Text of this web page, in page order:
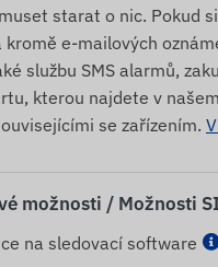
starat o nic. Pokud
e-mailových
službu SMS alarmů,
kterou najdete v
se zařízením.
možnosti / Možnosti
na sledovací software